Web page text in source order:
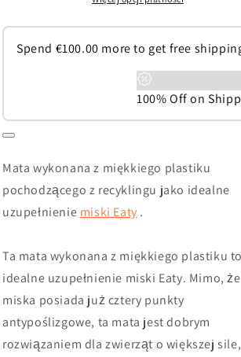
Spend €100.00 more to get free
100% Off on
Mata wykonana z miękkiego plastiku
pochodzącego z recyklingu jako idealne
uzupełnienie miski Eaty .
Ta mata wykonana z miękkiego plastiku to
idealne uzupełnienie miski Eaty. Mimo, że
miska posiada już cztery punkty
antypoślizgowe, ta mata jest dobrym
rozwiązaniem dla zwierząt o większej sile,